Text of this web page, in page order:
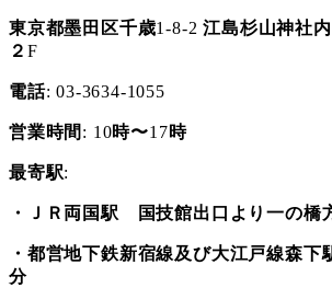
東京都墨田区千歳1-8-2江島杉山神社内
２ F
電話: 03-3634-1055
営業時間 : 10時〜17時
最寄駅:
・ＪＲ両国駅 国技館出口より一の橋
・都営地下鉄新宿線及び大江戸線森
分